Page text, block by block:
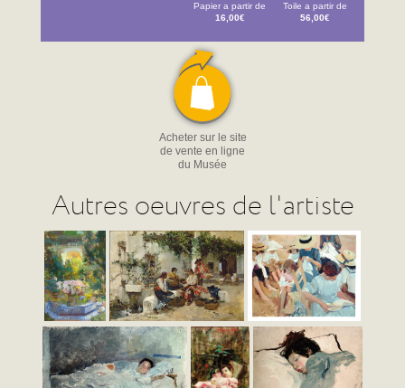
Papier a partir de
16,00€
Toile a partir de
56,00€
Acheter sur le site
de vente en ligne
du Musée
Autres oeuvres de l'artiste